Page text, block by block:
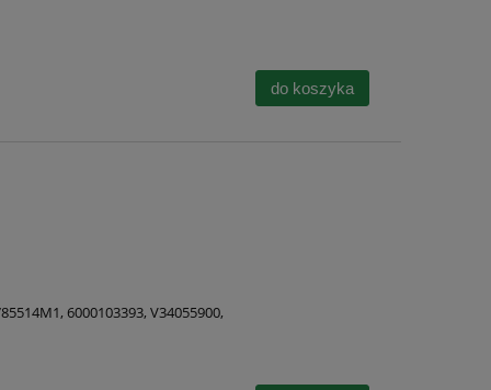
do koszyka
6000103393, V34055900,